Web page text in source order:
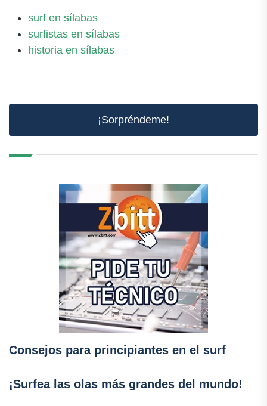
surf en sílabas
surfistas en sílabas
historia en sílabas
¡Sorpréndeme!
Consejos para principiantes en el surf
¡Surfea las olas más grandes del mundo!